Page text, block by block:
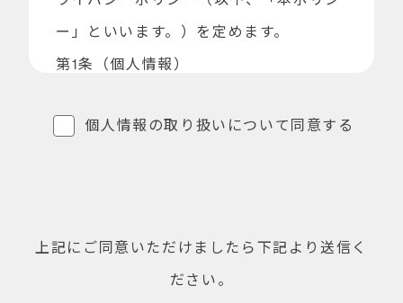
ー」といいます。）を定めます。
第1条（個人情報）
う「個人情報」を指すものとし、生存す
の個人を識別できる情報及び容貌、指
紋、声紋にかかるデータ、及び健康保険
個人情報の取り扱いについて同意する
上記にご同意いただけましたら下記より送信く
ださい。